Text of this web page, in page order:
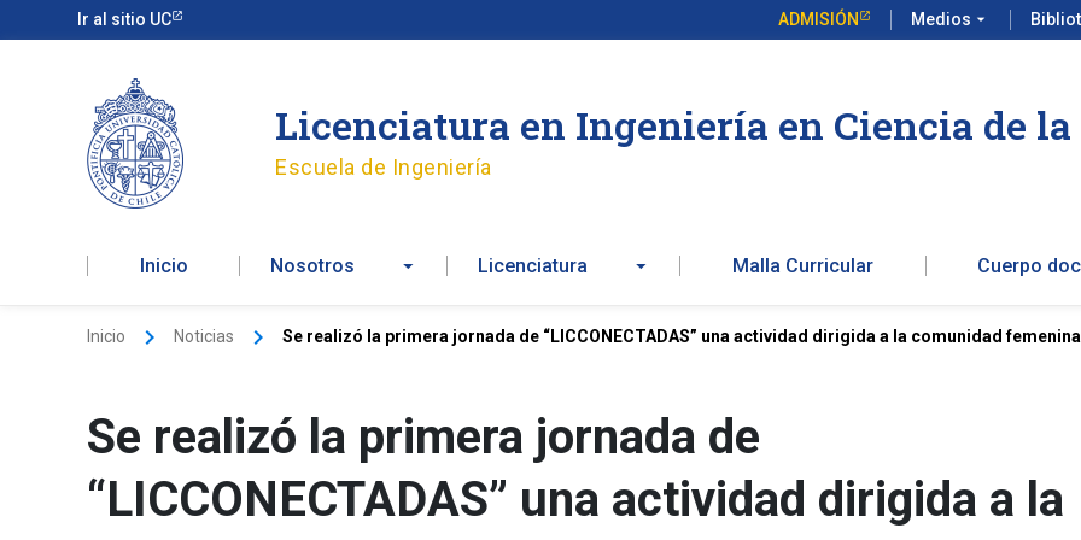
Ir al sitio UC ADMISIÓN Medios arrow_drop_down
al
Licenciatura en Ingeniería en Ciencia de
Escuela de Ingeniería
Inicio Nosotros Licenciatura Malla Curricular Cuerpo
Inicio Noticias Se realizó la primera jornada de “LICCONECTADAS” una actividad dirigida a la comunidad
Se realizó la primera jornada de
“LICCONECTADAS” una actividad dirigida a la